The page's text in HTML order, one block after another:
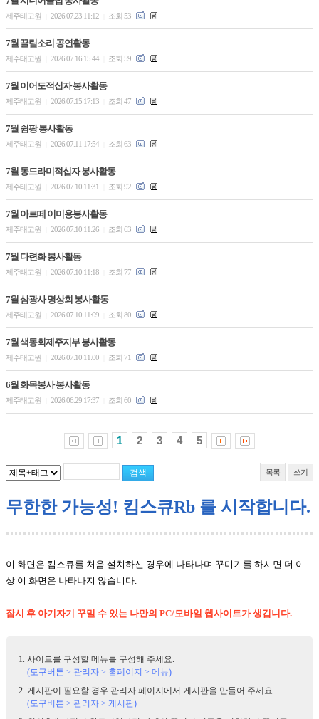
제주태고원 2026.07.23 11:12 조회 53
7월 끌림소리 공연활동
제주태고원 2026.07.16 15:44 조회 59
7월 이어도적십자 봉사활동
제주태고원 2026.07.15 17:13 조회 47
7월 쉼팡 봉사활동
제주태고원 2026.07.11 17:54 조회 63
7월 동드라미적십자 봉사활동
제주태고원 2026.07.10 11:31 조회 92
7월 아르떼 이미용봉사활동
제주태고원 2026.07.10 11:26 조회 63
7월 다련화 봉사활동
제주태고원 2026.07.10 11:18 조회 77
7월 삼광사 명상회 봉사활동
제주태고원 2026.07.10 11:09 조회 80
7월 색동회제주지부 봉사활동
제주태고원 2026.07.10 11:00 조회 71
6월 화목봉사 봉사활동
제주태고원 2026.06.29 17:37 조회 60
1 2 3 4 5
목록 쓰기
무한한 가능성! 킴스큐Rb 를 시작합니다.
이 화면은 킴스큐를 처음 설치하신 경우에 나타나며 꾸미기를 하시면 더 이
상 이 화면은 나타나지 않습니다.
잠시 후 아기자기 꾸밀 수 있는 나만의 PC/모바일 웹사이트가 생깁니다.
사이트를 구성할 메뉴를 구성해 주세요.
(도구버튼 > 관리자 > 홈페이지 > 메뉴)
게시판이 필요할 경우 관리자 페이지에서 게시판을 만들어 주세요
(도구버튼 > 관리자 > 게시판)